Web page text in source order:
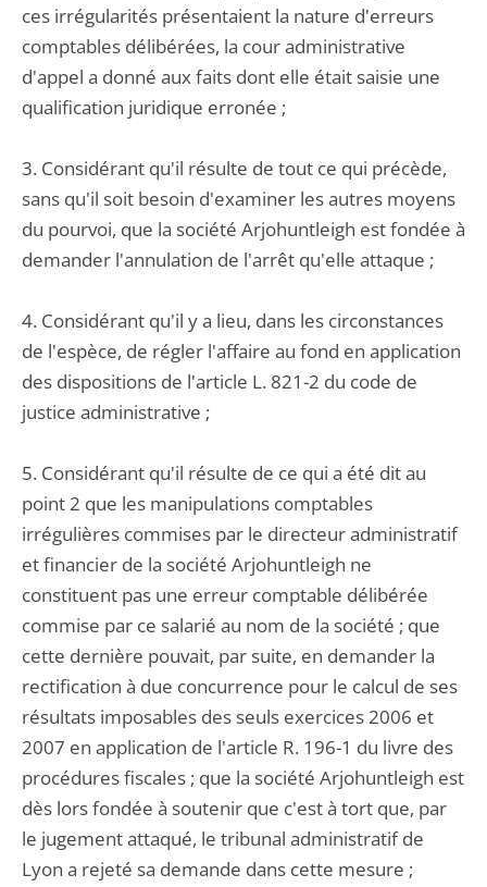
ces irrégularités présentaient la nature d'erreurs
comptables délibérées, la cour administrative
d'appel a donné aux faits dont elle était saisie une
qualification juridique erronée ;
3. Considérant qu'il résulte de tout ce qui précède,
sans qu'il soit besoin d'examiner les autres moyens
du pourvoi, que la société Arjohuntleigh est fondée à
demander l'annulation de l'arrêt qu'elle attaque ;
4. Considérant qu'il y a lieu, dans les circonstances
de l'espèce, de régler l'affaire au fond en application
des dispositions de l'article L. 821-2 du code de
justice administrative ;
5. Considérant qu'il résulte de ce qui a été dit au
point 2 que les manipulations comptables
irrégulières commises par le directeur administratif
et financier de la société Arjohuntleigh ne
constituent pas une erreur comptable délibérée
commise par ce salarié au nom de la société ; que
cette dernière pouvait, par suite, en demander la
rectification à due concurrence pour le calcul de ses
résultats imposables des seuls exercices 2006 et
2007 en application de l'article R. 196-1 du livre des
procédures fiscales ; que la société Arjohuntleigh est
dès lors fondée à soutenir que c'est à tort que, par
le jugement attaqué, le tribunal administratif de
Lyon a rejeté sa demande dans cette mesure ;